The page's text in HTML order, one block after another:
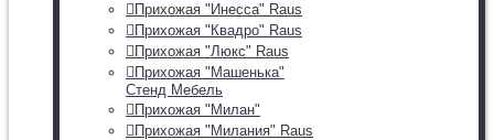
Прихожая "Инесса" Raus
Прихожая "Квадро" Raus
Прихожая "Люкс" Raus
Прихожая "Машенька"
Стенд Мебель
Прихожая "Милан"
Прихожая "Милания" Raus